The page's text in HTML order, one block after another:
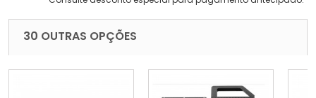
30 OUTRAS OPÇÕES